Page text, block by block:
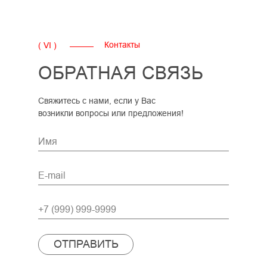
ОБРАТНАЯ СВЯЗЬ
Свяжитесь с нами, если у Вас
возникли вопросы или предложения!
ОТПРАВИТЬ
( VI ) Контакты